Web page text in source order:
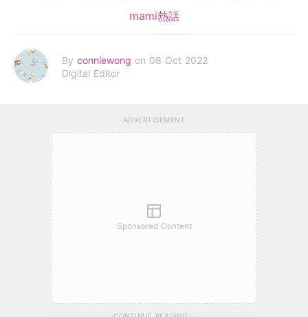
mami熱話
By conniewong on 08 Oct 2022
Digital Editor
ADVERTISEMENT
Sponsored Content